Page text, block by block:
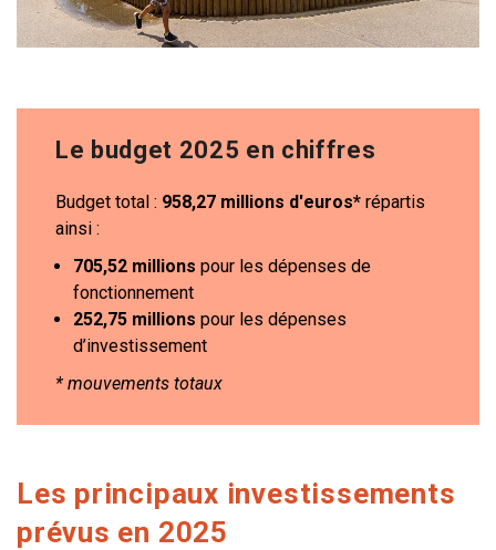
Le budget 2025 en chiffres
Budget total : 958,27 millions d'euros* répartis
ainsi :
705,52 millions pour les dépenses de
fonctionnement
252,75 millions pour les dépenses
d’investissement
* mouvements totaux
Les principaux investissements
prévus en 2025